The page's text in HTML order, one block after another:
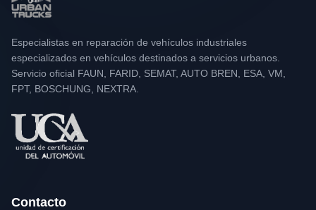
Especialistas en reparación de vehículos industriales
especializados en vehículos destinados a servicios urbanos.
Servicio oficial FAUN, FARID, SEMAT, AUTO BREN, ESA, VM,
FPT, BOSCHUNG, NEXTRA.
Contacto